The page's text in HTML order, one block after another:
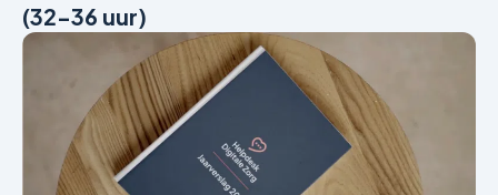
(32-36 uur)